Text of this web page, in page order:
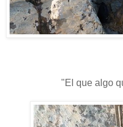
"El que algo